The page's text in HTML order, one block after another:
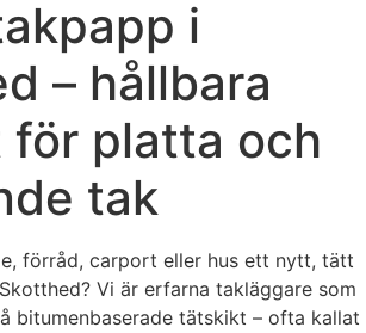
i
– hållbara
platta och
tak
förråd, carport eller hus ett nytt, tätt
Vi är erfarna takläggare som
bitumenbaserade tätskikt – ofta kallat